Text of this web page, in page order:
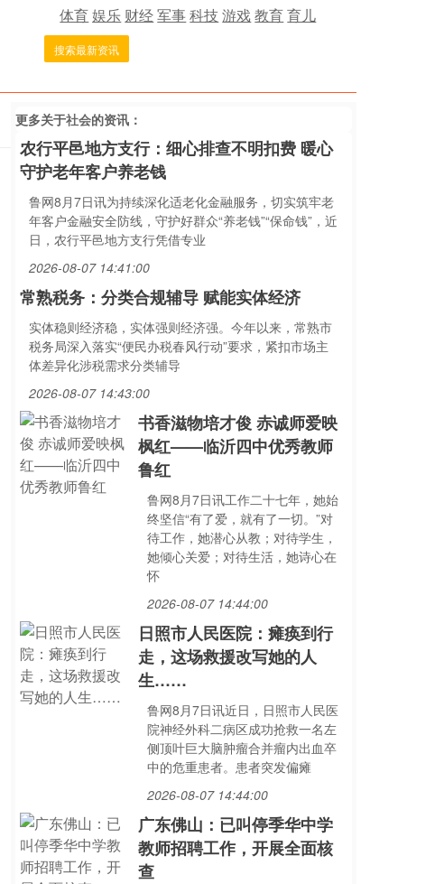
体育娱乐 财经军事科技游戏教育育儿
搜索最新资讯
更多关于社会的资讯：
农行平邑地方支行：细心排查不明扣费 暖心
守护老年客户养老钱
鲁网8月7日讯为持续深化适老化金融服务，切实筑牢老
年客户金融安全防线，守护好群众“养老钱”“保命钱”，近
日，农行平邑地方支行凭借专业
2026-08-07 14:41:00
常熟税务：分类合规辅导 赋能实体经济
实体稳则经济稳，实体强则经济强。今年以来，常熟市
税务局深入落实“便民办税春风行动”要求，紧扣市场主
体差异化涉税需求分类辅导
2026-08-07 14:43:00
书香滋物培才俊 赤诚师爱映
枫红——临沂四中优秀教师
鲁红
鲁网8月7日讯工作二十七年，她始
终坚信“有了爱，就有了一切。”对
待工作，她潜心从教；对待学生，
她倾心关爱；对待生活，她诗心在
怀
2026-08-07 14:44:00
日照市人民医院：瘫痪到行
走，这场救援改写她的人
生……
鲁网8月7日讯近日，日照市人民医
院神经外科二病区成功抢救一名左
侧顶叶巨大脑肿瘤合并瘤内出血卒
中的危重患者。患者突发偏瘫
2026-08-07 14:44:00
广东佛山：已叫停季华中学
教师招聘工作，开展全面核
查